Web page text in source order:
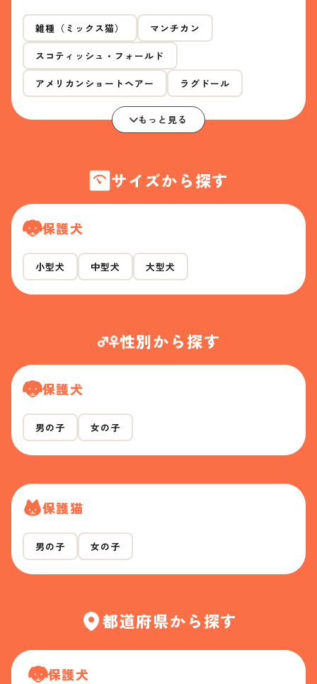
雑種（ミックス猫） マンチカン
スコティッシュ・フォールド
アメリカンショートヘアー ラグドール
もっと見る
サイズから探す
保護犬
小型犬 中型犬 大型犬
性別から探す
保護犬
男の子 女の子
保護猫
男の子 女の子
都道府県から探す
保護犬